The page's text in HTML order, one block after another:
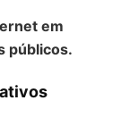
em
públicos.